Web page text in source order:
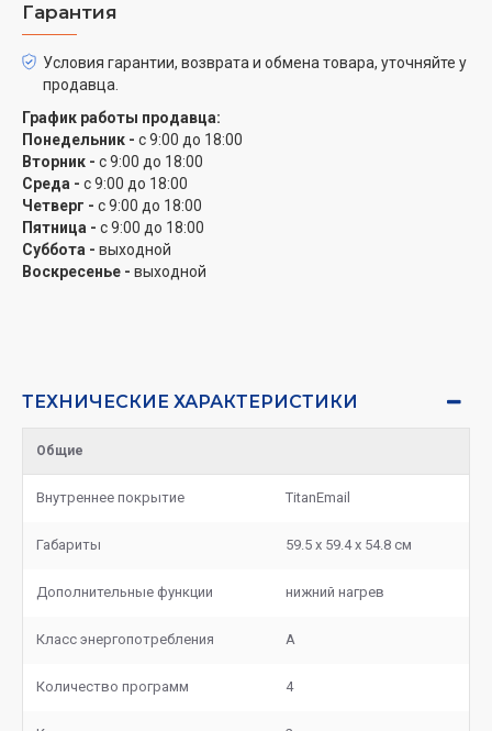
Гарантия
Условия гарантии, возврата и обмена товара, уточняйте у
продавца.
График работы продавца:
Понедельник - с 9:00 до 18:00
Вторник - с 9:00 до 18:00
Среда - с 9:00 до 18:00
Четверг - с 9:00 до 18:00
Пятница - с 9:00 до 18:00
Суббота - выходной
Воскресенье - выходной
ТЕХНИЧЕСКИЕ ХАРАКТЕРИСТИКИ
Общие
Внутреннее покрытие TitanEmail
Габариты 59.5 х 59.4 х 54.8 см
Дополнительные функции нижний нагрев
Класс энергопотребления А
Количество программ 4